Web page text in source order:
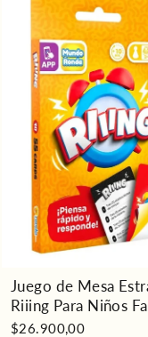
Juego de Mesa
Riiing Para Niños
$26.900,00